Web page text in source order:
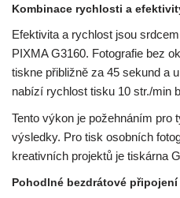
Kombinace rychlosti a
Efektivita a rychlost jsou
PIXMA G3160. Fotografie bez
tiskne přibližně za 45 sekund a
nabízí rychlost tisku 10 str./min
Tento výkon je požehnáním pro
výsledky. Pro tisk osobních
kreativních projektů je tiskárna
Pohodlné bezdrátové připojení